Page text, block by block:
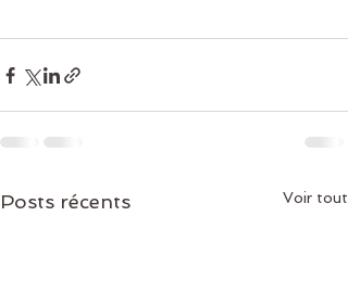
Posts récents Voir tout